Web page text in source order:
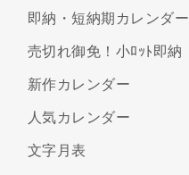
即納・短納期カレンダー
売切れ御免！小ﾛｯﾄ即納
新作カレンダー
人気カレンダー
文字月表